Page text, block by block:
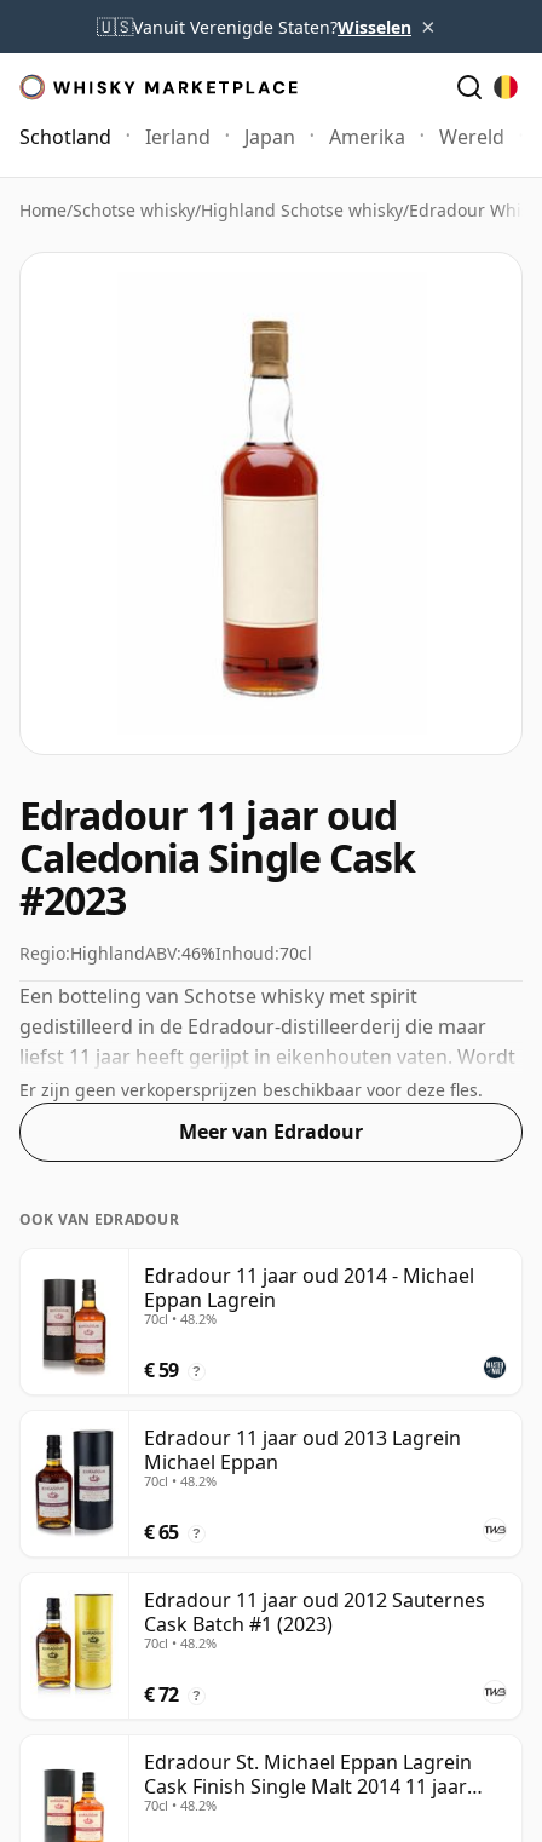
🇺🇸Vanuit Verenigde Staten?Wisselen ×
Schotland Ierland Japan Amerika Wereld
Home/Schotse whisky/Highland Schotse whisky/Edradour
Edradour 11 jaar oud
Caledonia Single Cask
#2023
Regio:HighlandABV:46%Inhoud:70cl
Een botteling van Schotse whisky met spirit
gedistilleerd in de Edradour-distilleerderij die maar
liefst 11 jaar heeft gerijpt in eikenhouten vaten. Wordt
geleverd in een gewone fles van 70 cl en wordt
gebotteld op een gezond alcoholpercentage van 46%.
Er zijn geen verkopersprijzen beschikbaar voor deze fles.
Meer van Edradour
OOK VAN EDRADOUR
Edradour 11 jaar oud 2014 - Michael
Eppan Lagrein
70cl • 48.2%
€ 59 ?
Edradour 11 jaar oud 2013 Lagrein
Michael Eppan
70cl • 48.2%
€ 65 ?
Edradour 11 jaar oud 2012 Sauternes
Cask Batch #1 (2023)
70cl • 48.2%
€ 72 ?
Edradour St. Michael Eppan Lagrein
Cask Finish Single Malt 2014 11 jaar
oud
70cl • 48.2%